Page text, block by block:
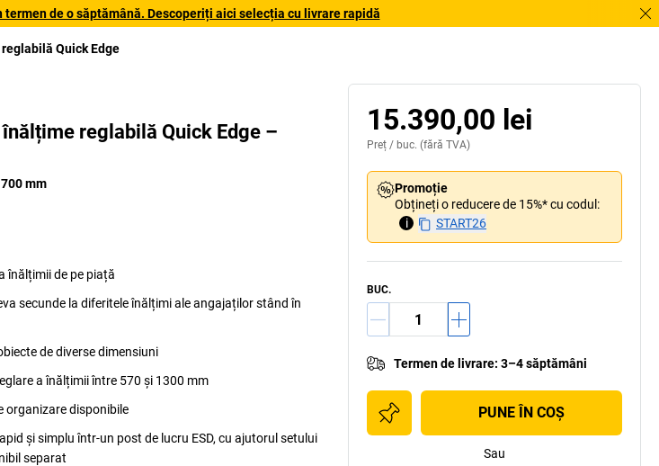
de o săptămână. Descoperiți aici selecția cu livrare rapidă
Quick Edge
reglabilă Quick Edge –
mm
înălțimii de pe piață
secunde la diferitele înălțimi ale angajaților stând în
de diverse dimensiuni
a înălțimii între 570 și 1300 mm
organizare disponibile
și simplu într-un post de lucru ESD, cu ajutorul setului
separat
Cu accesorii (nu sunt incluse)
15.390,00 lei
Preț / buc. (fără TVA)
Promoție
Obțineți o reducere de 15%* cu codul:
i
START26
BUC.
Termen de livrare: 3–4 săptămâni
PUNE ÎN COŞ
Sau